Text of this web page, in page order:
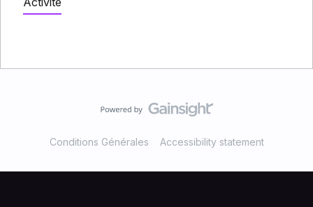
Conditions Générales Accessibility statement